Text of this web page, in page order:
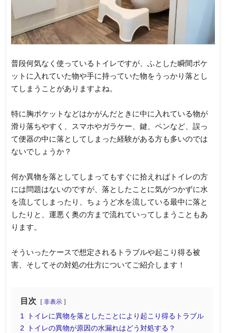
普段何気なく使っているトイレですが、ふとした瞬間ポケ
ットに入れていた物や手に持っていた物をうっかり落とし
てしまうことがありますよね。
特に胸ポケットなどはかがんだときに中に入れている物が
滑り落ちやすく、スマホやガラケー、鍵、ペンなど、誤っ
て便器の中に落としてしまった経験がある方も多いのでは
ないでしょうか？
何か異物を落としてしまってもすぐに拾えればトイレの方
には問題はないのですが、落としたことに気がつかずに水
を流してしまったり、ちょうど水を流している最中に落と
したりと、運悪く奥の方まで流れていってしまうこともあ
ります。
そういったケースで想定されるトラブルや起こり得る被
害、そしてその対処の仕方についてご紹介します！
目次 非表示
1
トイレに異物を落としたことにより起こり得るトラブル
2
トイレの異物が原因の水漏れはどう対処する？